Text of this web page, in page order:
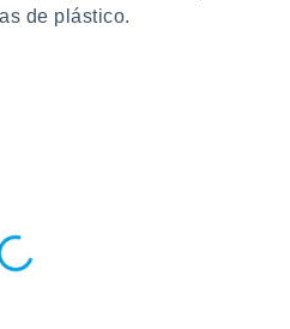
de plástico.